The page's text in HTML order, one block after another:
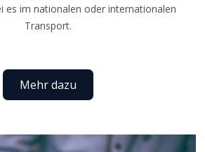
es im nationalen oder internationalen
Transport.
Mehr dazu